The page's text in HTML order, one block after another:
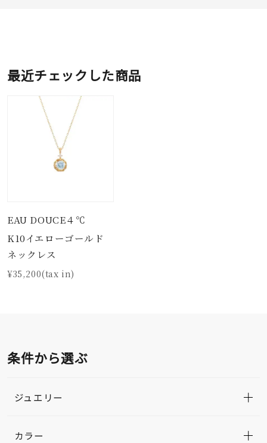
最近チェックした商品
EAU DOUCE４℃
K10イエローゴールド
ネックレス
¥35,200(tax in)
条件から選ぶ
ジュエリー
カラー